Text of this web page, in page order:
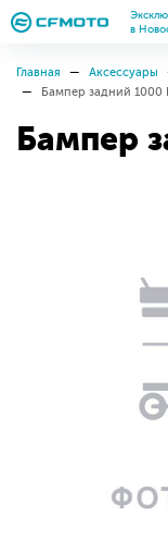
в
Главная Аксессуары
Бампер задний 1000
Бампер